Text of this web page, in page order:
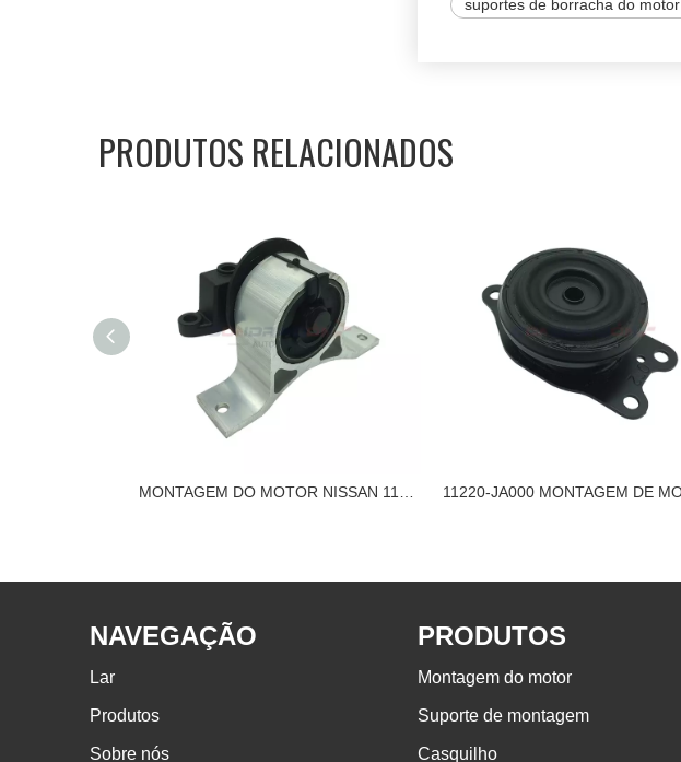
suportes de borracha do motor
PRODUTOS RELACIONADOS
NAVEGAÇÃO
Lar
Produtos
Sobre nós
PRODUTOS
Montagem do motor
Suporte de montagem
Casquilho